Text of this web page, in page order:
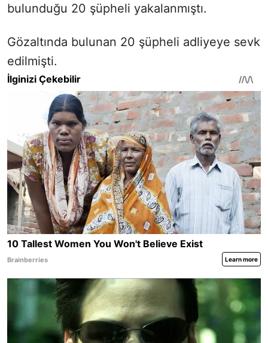
bulunduğu 20 şüpheli yakalanmıştı.
Gözaltında bulunan 20 şüpheli adliyeye sevk
edilmişti.